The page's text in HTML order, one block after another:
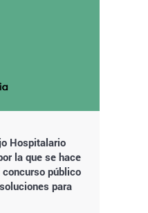
Hospitalario
la que se hace
público
para